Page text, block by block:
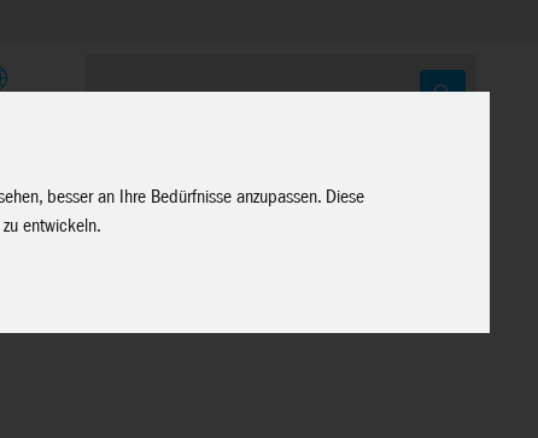
besser an Ihre Bedürfnisse anzupassen. Diese
entwickeln.